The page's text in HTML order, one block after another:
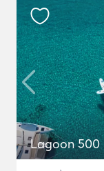
Lagoon 500